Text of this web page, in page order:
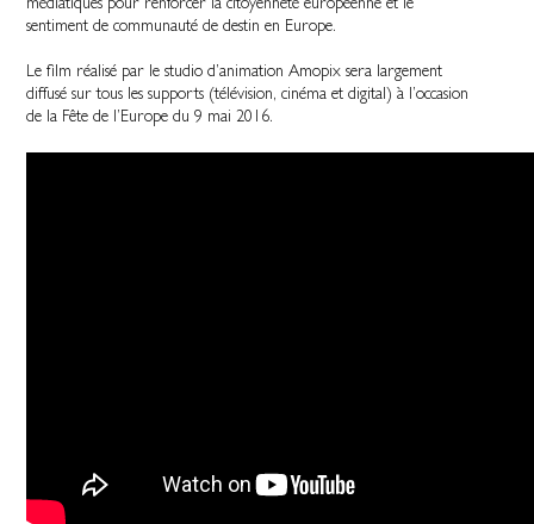
médiatiques pour renforcer la citoyenneté européenne et le
sentiment de communauté de destin en Europe.
Le film réalisé par le studio d’animation Amopix sera largement
diffusé sur tous les supports (télévision, cinéma et digital) à l’occasion
de la Fête de l’Europe du 9 mai 2016.